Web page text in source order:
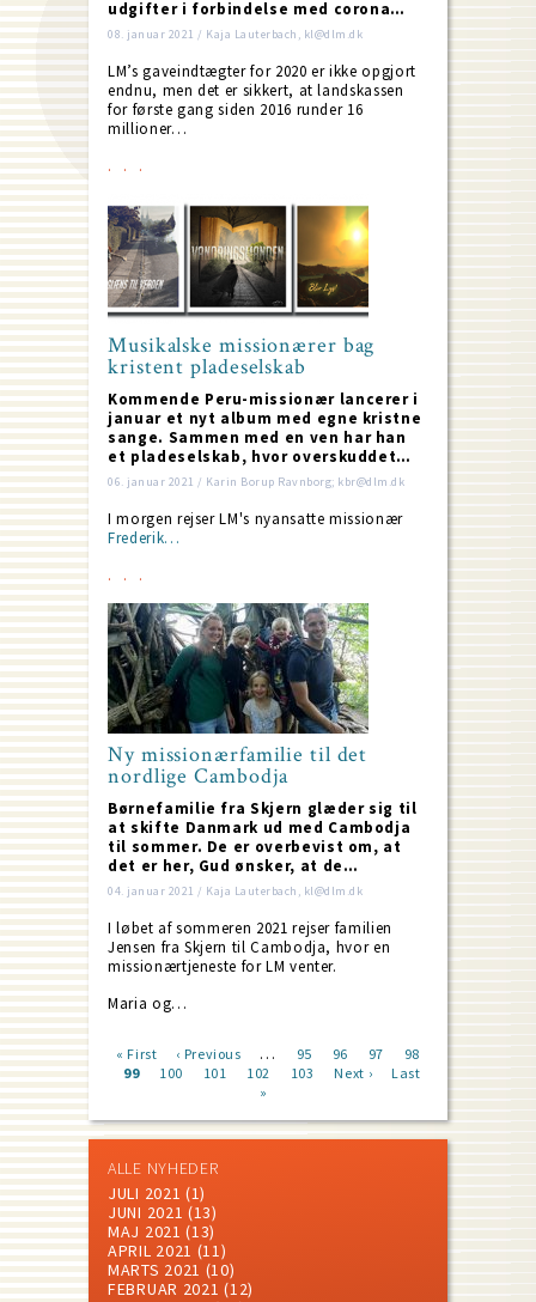
udgifter i forbindelse med corona…
08. januar 2021 / Kaja Lauterbach, kl@dlm.dk
LM’s gaveindtægter for 2020 er ikke opgjort
endnu, men det er sikkert, at landskassen
for første gang siden 2016 runder 16
millioner…
Musikalske missionærer bag
kristent pladeselskab
Kommende Peru-missionær lancerer i
januar et nyt album med egne kristne
sange. Sammen med en ven har han
et pladeselskab, hvor overskuddet…
06. januar 2021 / Karin Borup Ravnborg; kbr@dlm.dk
I morgen rejser LM's nyansatte missionær
Frederik…
Ny missionærfamilie til det
nordlige Cambodja
Børnefamilie fra Skjern glæder sig til
at skifte Danmark ud med Cambodja
til sommer. De er overbevist om, at
det er her, Gud ønsker, at de…
04. januar 2021 / Kaja Lauterbach, kl@dlm.dk
I løbet af sommeren 2021 rejser familien
Jensen fra Skjern til Cambodja, hvor en
missionærtjeneste for LM venter.
Maria og…
Pagination
First
page
« First
Previous
page
‹ Previous … Page
95 Page
96 Page
97 Page
98
Current
99 Page
100 Page
101 Page
102 Page
103
Next
Next ›
Last
Last
»
ALLE NYHEDER
JULI 2021 (1)
JUNI 2021 (13)
MAJ 2021 (13)
APRIL 2021 (11)
MARTS 2021 (10)
FEBRUAR 2021 (12)